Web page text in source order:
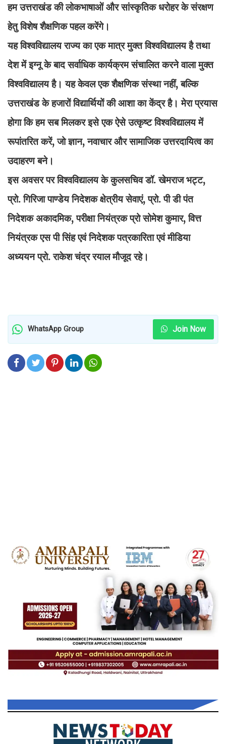
हम उत्तराखंड की लोकभाषाओं और सांस्कृतिक धरोहर के संरक्षण
हेतु विशेष शैक्षणिक पहल करेंगे।
यह विश्वविद्यालय राज्‍य का एक मात्र मुक्‍त विश्‍वविद्यालय है तथा
देश में इग्‍नू के बाद सर्वाधिक कार्यक्रम संचालित करने वाला मुक्‍त
विश्‍वविद्यालय है। यह केवल एक शैक्षणिक संस्था नहीं, बल्कि
उत्तराखंड के हजारों विद्यार्थियों की आशा का केंद्र है। मेरा प्रयास
होगा कि हम सब मिलकर इसे एक ऐसे उत्कृष्ट विश्वविद्यालय में
रूपांतरित करें, जो ज्ञान, नवाचार और सामाजिक उत्तरदायित्व का
उदाहरण बने।
इस अवसर पर विश्वविद्यालय के कुलसचिव डॉ. खेमराज भट्ट,
प्रो. गिरिजा पाण्डेय निदेशक क्षेत्रीय सेवाएं, प्रो. पी डी पंत
निदेशक अकादमिक, परीक्षा नियंत्रक प्रो सोमेश कुमार, वित्त
नियंत्रक एस पी सिंह एवं निदेशक पत्रकारिता एवं मीडिया
अध्ययन प्रो. राकेश चंद्र रयाल मौजूद रहे।
WhatsApp Group Join Now